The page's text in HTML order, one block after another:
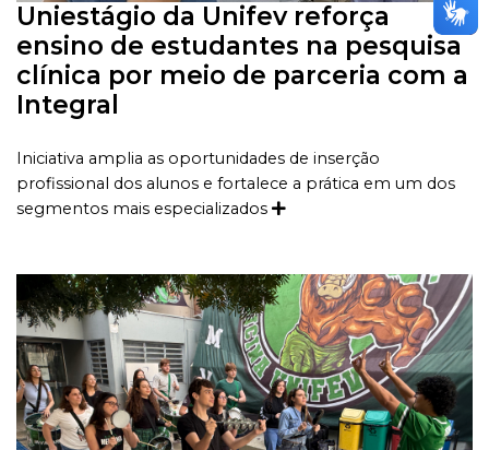
Uniestágio da Unifev reforça
ensino de estudantes na pesquisa
clínica por meio de parceria com a
Integral
Iniciativa amplia as oportunidades de inserção
profissional dos alunos e fortalece a prática em um dos
segmentos mais especializados